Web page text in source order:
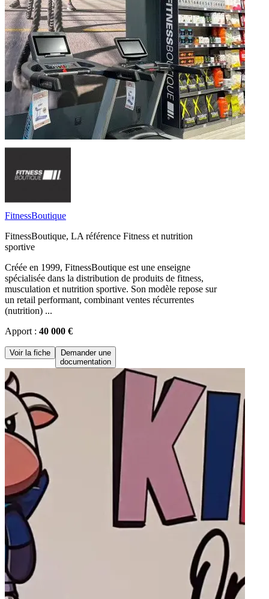
FitnessBoutique
FitnessBoutique, LA référence Fitness et nutrition
sportive
Créée en 1999, FitnessBoutique est une enseigne
spécialisée dans la distribution de produits de fitness,
musculation et nutrition sportive. Son modèle repose sur
un retail performant, combinant ventes récurrentes
(nutrition) ...
Apport : 40 000 €
Voir la fiche
Demander une
documentation